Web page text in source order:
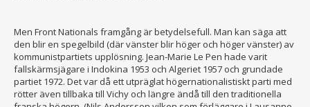
Men Front Nationals framgång är betydelsefull. Man kan säga att
den blir en spegelbild (där vänster blir höger och höger vänster) av
kommunistpartiets upplösning. Jean-Marie Le Pen hade varit
fallskärmsjägare i Indokina 1953 och Algeriet 1957 och grundade
partiet 1972. Det var då ett utpräglat högernationalistiskt parti med
rötter även tillbaka till Vichy och längre ändå till den traditionella